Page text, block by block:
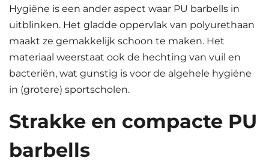
Hygiëne is een ander aspect waar PU barbells in
uitblinken. Het gladde oppervlak van polyurethaan
maakt ze gemakkelijk schoon te maken. Het
materiaal weerstaat ook de hechting van vuil en
bacteriën, wat gunstig is voor de algehele hygiëne
in (grotere) sportscholen.
Strakke en compacte PU
barbells